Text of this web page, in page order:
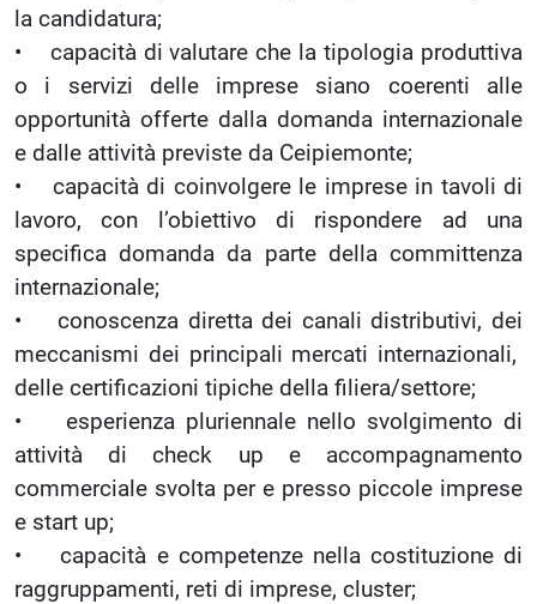
la candidatura;
• capacità di valutare che la tipologia produttiva
o i servizi delle imprese siano coerenti alle
opportunità offerte dalla domanda internazionale
e dalle attività previste da Ceipiemonte;
• capacità di coinvolgere le imprese in tavoli di
lavoro, con l’obiettivo di rispondere ad una
specifica domanda da parte della committenza
internazionale;
• conoscenza diretta dei canali distributivi, dei
meccanismi dei principali mercati internazionali,
delle certificazioni tipiche della filiera/settore;
• esperienza pluriennale nello svolgimento di
attività di check up e accompagnamento
commerciale svolta per e presso piccole imprese
e start up;
• capacità e competenze nella costituzione di
raggruppamenti, reti di imprese, cluster;